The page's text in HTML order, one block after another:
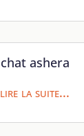
chat ashera
lire la suite...